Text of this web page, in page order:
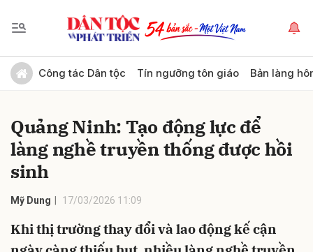
Công tác Dân tộc Tín ngưỡng tôn giáo Bản làng
Quảng Ninh: Tạo động lực để
làng nghề truyền thống được hồi
sinh
Mỹ Dung 17/03/2026 11:09
Khi thị trường thay đổi và lao động kế cận
Gửi bình luận